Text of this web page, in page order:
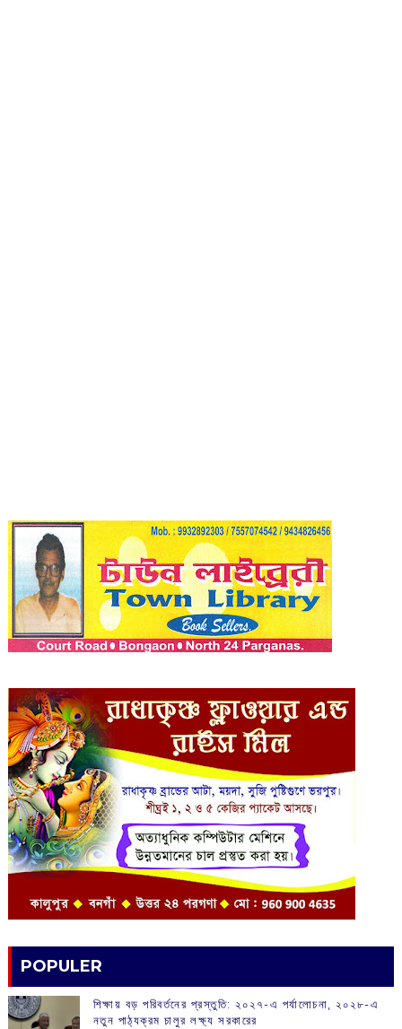
POPULER
শিক্ষায় বড় পরিবর্তনের প্রস্তুতি: ২০২৭-এ পর্যালোচনা, ২০২৮-এ
নতুন পাঠ্যক্রম চালুর লক্ষ্য সরকারের